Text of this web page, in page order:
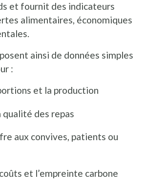
et fournit des indicateurs
alimentaires, économiques
ainsi de données simples
:
et la production
des repas
aux convives, patients ou
et l’empreinte carbone